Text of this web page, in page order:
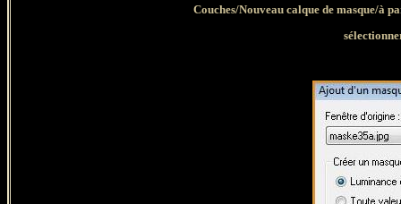
Couches/Nouveau calque de masque/à